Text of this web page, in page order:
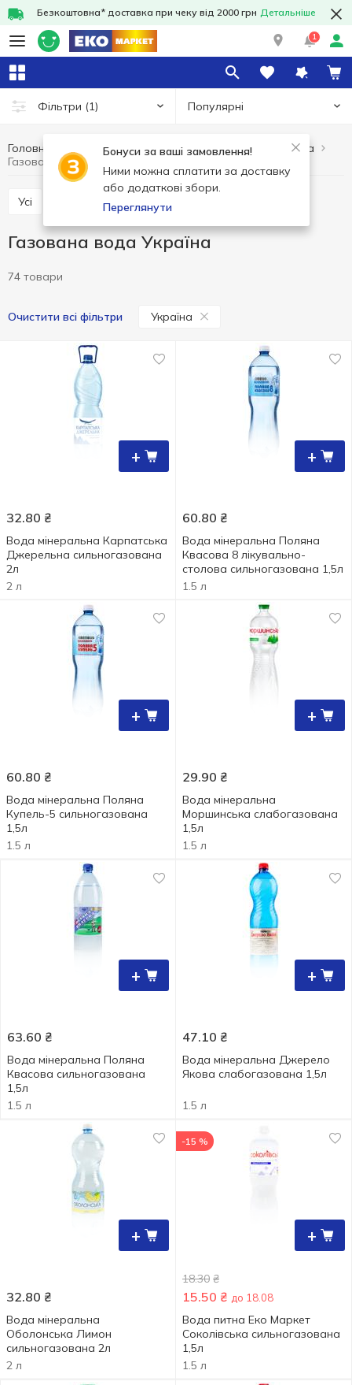
Безкоштовна* доставка при чеку від 2000 грн Детальніше
1
Фільтри (1) Популярні
Бонуси за ваші замовлення!
Ними можна сплатити за доставку
або додаткові збори.
Переглянути
Головна Мінеральна вода
Газована вода
Газована вода Україна
Усі Газована вода
Газована вода Україна
74 товари
Очистити всі фільтри Україна
+
32.80 ₴
Вода мінеральна Карпатська
Джерельна сильногазована
2л
2 л
+
60.80 ₴
Вода мінеральна Поляна
Квасова 8 лікувально-
столова сильногазована 1,5л
1.5 л
+
60.80 ₴
Вода мінеральна Поляна
Купель-5 сильногазована
1,5л
1.5 л
+
29.90 ₴
Вода мінеральна
Моршинська слабогазована
1,5л
1.5 л
+
63.60 ₴
Вода мінеральна Поляна
Квасова сильногазована
1,5л
1.5 л
+
47.10 ₴
Вода мінеральна Джерело
Якова слабогазована 1,5л
1.5 л
+
32.80 ₴
Вода мінеральна
Оболонська Лимон
сильногазована 2л
2 л
+
-15 %
18.30 ₴
15.50 ₴ до 18.08
Вода питна Еко Маркет
Соколівська сильногазована
1,5л
1.5 л